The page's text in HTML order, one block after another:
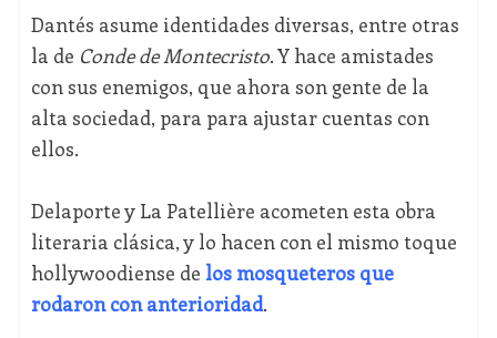
Dantés asume identidades diversas, entre otras
la de Conde de Montecristo. Y hace amistades
con sus enemigos, que ahora son gente de la
alta sociedad, para para ajustar cuentas con
ellos.
Delaporte y La Patellière acometen esta obra
literaria clásica, y lo hacen con el mismo toque
hollywoodiense de los mosqueteros que
rodaron con anterioridad.